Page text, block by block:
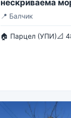
нескриваема
панорама
📍 Балчик
🏠 Парцел (УПИ)📐